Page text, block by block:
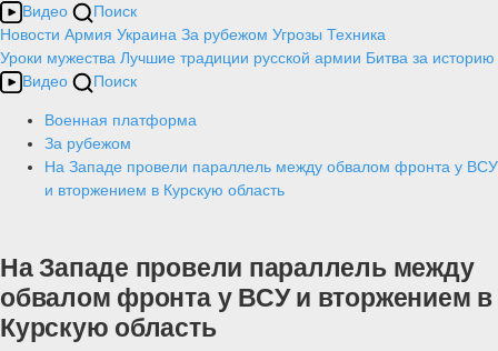
Видео
Поиск
Новости Армия Украина За рубежом Угрозы Техника
Уроки мужества Лучшие традиции русской армии Битва за историю
Видео
Поиск
Военная платформа
За рубежом
На Западе провели параллель между обвалом фронта у ВСУ
и вторжением в Курскую область
На Западе провели параллель между
обвалом фронта у ВСУ и вторжением в
Курскую область